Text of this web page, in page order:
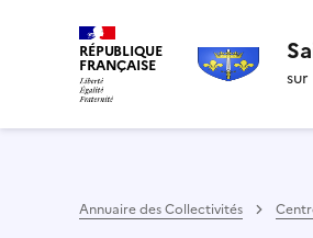
RÉPUBLIQUE
FRANÇAISE
Annuaire des Collectivités